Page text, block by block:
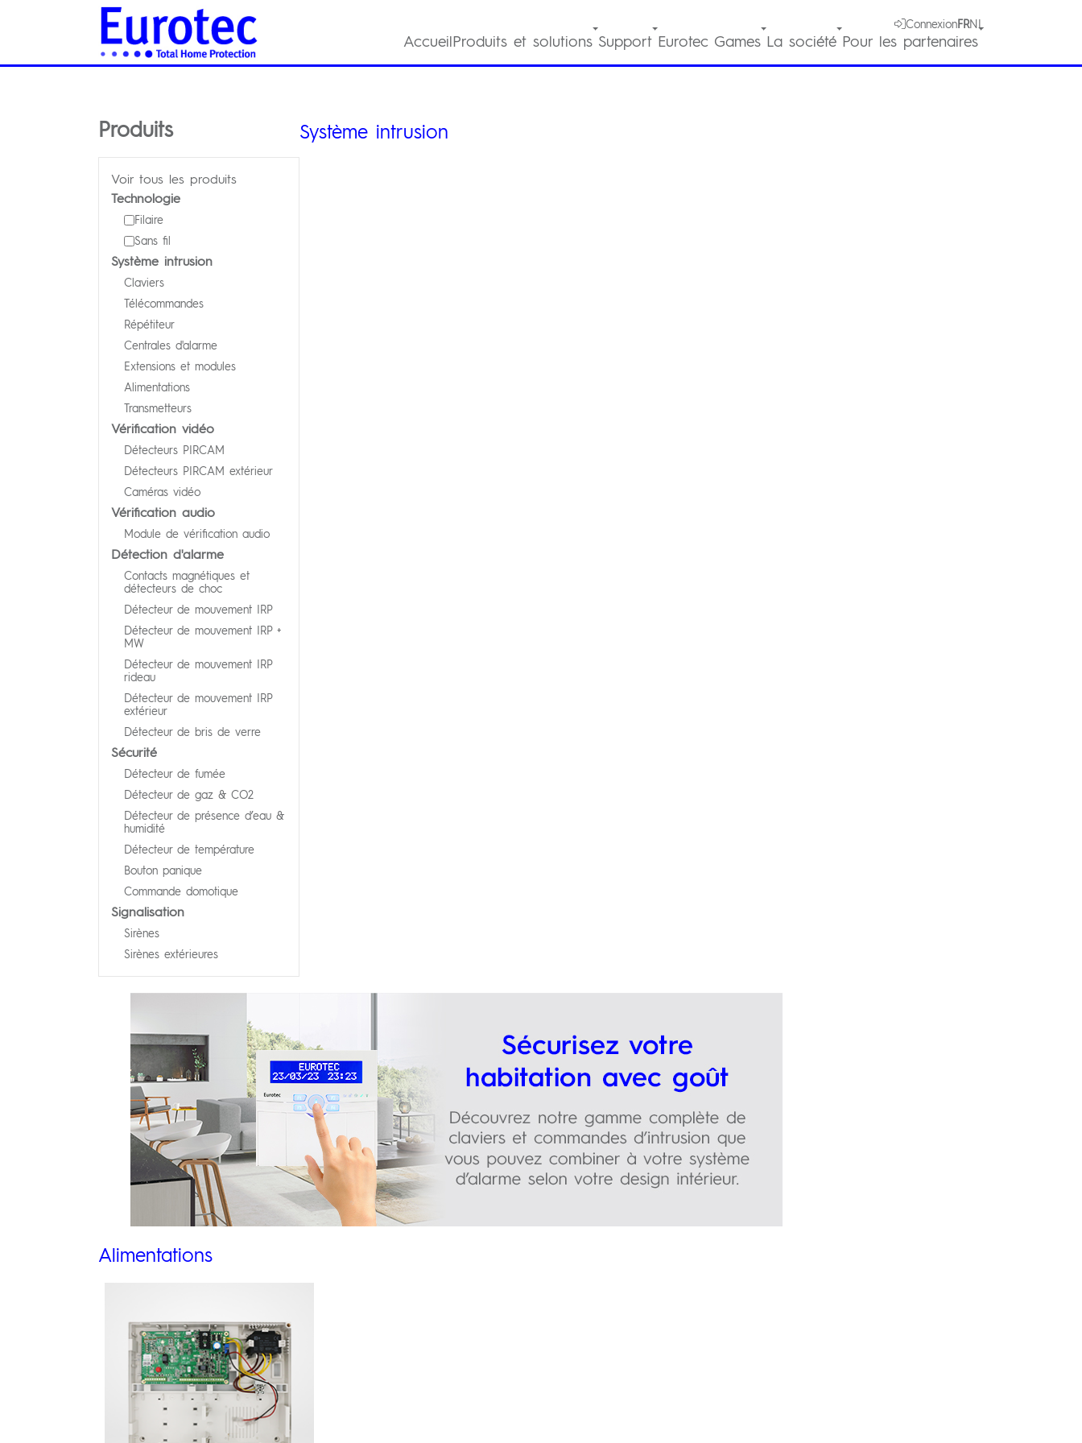
AccueilProduits et solutions Support Eurotec Games La société Pour les partenaires
ConnexionFRNL
Produits Système intrusion
Voir tous les produits
Technologie
Filaire
Sans fil
Système intrusion
Claviers
Télécommandes
Répétiteur
Centrales d'alarme
Extensions et modules
Alimentations
Transmetteurs
Vérification vidéo
Détecteurs PIRCAM
Détecteurs PIRCAM extérieur
Caméras vidéo
Vérification audio
Module de vérification audio
Détection d'alarme
Contacts magnétiques et
détecteurs de choc
Détecteur de mouvement IRP
Détecteur de mouvement IRP +
MW
Détecteur de mouvement IRP
rideau
Détecteur de mouvement IRP
extérieur
Détecteur de bris de verre
Sécurité
Détecteur de fumée
Détecteur de gaz & CO2
Détecteur de présence d’eau &
humidité
Détecteur de température
Bouton panique
Commande domotique
Signalisation
Sirènes
Sirènes extérieures
Alimentations